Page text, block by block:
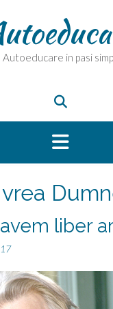
Autoeducare in pasi
liber